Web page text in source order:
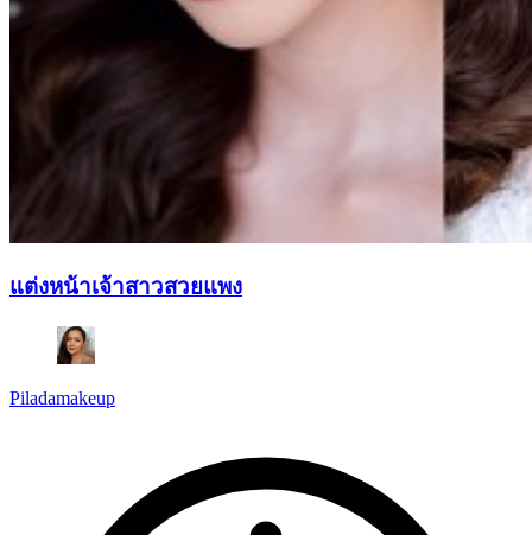
แต่งหน้าเจ้าสาวสวยแพง
Piladamakeup